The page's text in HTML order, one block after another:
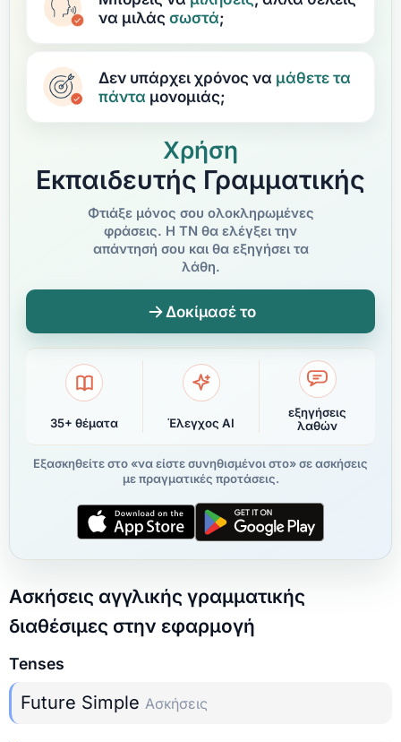
να μιλάς σωστά;
Δεν υπάρχει χρόνος να μάθετετα
πάντα μονομιάς;
Χρήση
Εκπαιδευτής Γραμματικής
Φτιάξε μόνος σου ολοκληρωμένες
φράσεις. Η ΤΝ θα ελέγξει την
απάντησή σου και θα εξηγήσει τα
λάθη.
Δοκίμασέ το
35+ θέματα Έλεγχος AI
εξηγήσεις
λαθών
Εξασκηθείτε στο «να είστε συνηθισμένοι στο» σε ασκήσεις
με πραγματικές προτάσεις.
Ασκήσεις αγγλικής γραμματικής
διαθέσιμες στην εφαρμογή
Tenses
Future Simple Ασκήσεις